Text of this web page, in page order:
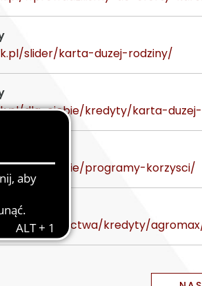
slider/karta-duzej-rodziny/
dla-ciebie/kredyty/karta-
dla-ciebie/programy-korzysci/
dla-rolnictwa/kredyty/